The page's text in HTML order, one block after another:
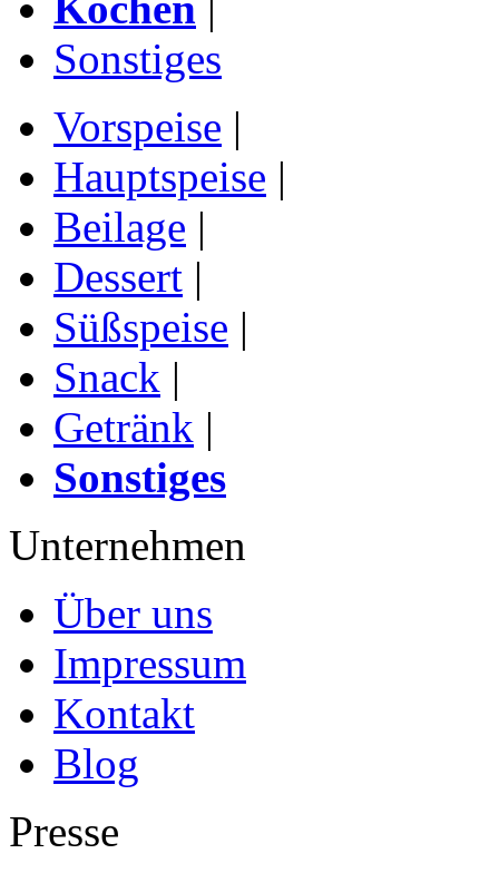
Sonstiges
Vorspeise |
Hauptspeise |
Beilage |
Dessert |
Süßspeise |
Snack |
Getränk |
Sonstiges
Unternehmen
Über uns
Impressum
Kontakt
Blog
Presse